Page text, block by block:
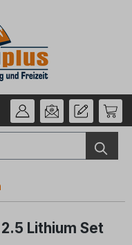
Lithium Set